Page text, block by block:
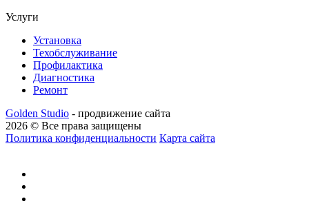
Услуги
Установка
Техобслуживание
Профилактика
Диагностика
Ремонт
Golden Studio - продвижение сайта
2026 © Все права защищены
Политика конфиденциальности Карта сайта